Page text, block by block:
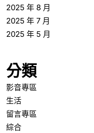
2025 年 8 月
2025 年 7 月
2025 年 5 月
分類
影音專區
生活
留言專區
綜合